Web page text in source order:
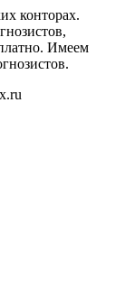
конторах.
Имеем